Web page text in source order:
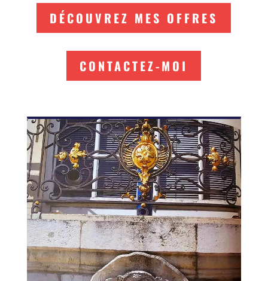
DÉCOUVREZ MES OFFRES
CONTACTEZ-MOI